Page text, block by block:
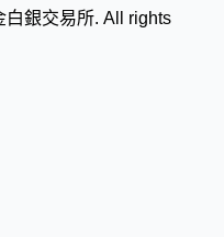
銀交易所. All rights